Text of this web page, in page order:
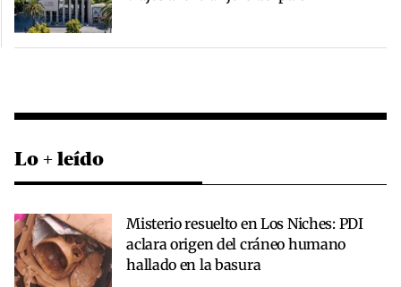
Lo + leído
Misterio resuelto en Los Niches: PDI
aclara origen del cráneo humano
hallado en la basura